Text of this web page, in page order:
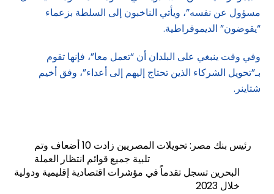
مسؤول عن نفسه”، ويأتي الناخبون إلى السلطة بزعماء
“يقوضون” الديموقراطية.
وفي وقت ينبغي على البلدان أن “تعمل معا”، فإنها تقوم
بـ”تحويل الشركاء الذين تحتاج إليهم إلى أعداء”، وفق أخيم
شتاينر.
رئيس بنك مصر: تحويلات المصريين زادت 10 أضعاف وتم
تلبية جميع قوائم انتظار العملة
البحرين تسجل تقدماً في مؤشرات اقتصادية إقليمية ودولية
خلال 2023